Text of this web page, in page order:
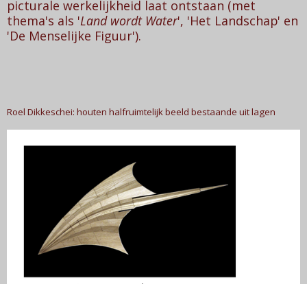
picturale werkelijkheid laat ontstaan (met
thema's als 'Land wordt Water', 'Het Landschap' en
'De Menselijke Figuur').
Roel Dikkeschei: houten halfruimtelijk beeld bestaande uit lagen